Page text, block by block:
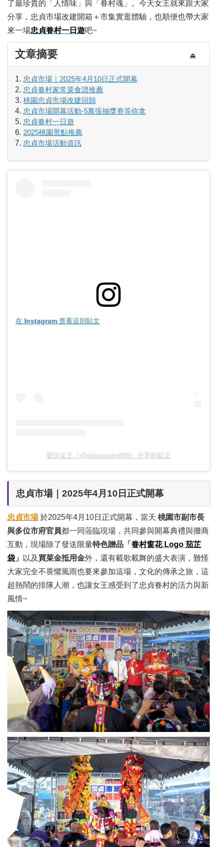
了最珍貴的「人情味」與「眷村魂」。今天女王就來跟大家
分享，忠貞市場改建開箱＋市集實逛體驗，也順便也帶大家
來一場忠貞眷村一日遊吧~
⏏
文章摘要
忠貞市場｜2025年4月10日正式開幕
忠貞眷村家常菜食譜推薦
桃園忠貞市場改建回歸
忠貞市場開幕活動-5萬張抽獎券等你拿
忠貞眷村一日遊
2025桃園景點推薦
忠貞市場活動資訊
在 Instagram 查看這則貼文
愛玩女王（@playqueen888）分享的貼文
忠貞市場｜2025年4月10日正式開幕
忠貞市場 於2025年4月10日正式開幕，當天 桃園市副市長
與多位市府官員都一同蒞臨現場，共同參與開幕典禮與攤商
互動，現場除了發送限量特色贈品「 眷村窗花 Logo 茄芷
袋 」 以及 買菜金抵用金外，還有載歌載舞的盛大表演，難怪
大家完全不畏懼風雨也要來參加這場，文化的傳承之旅，這
超熱鬧的排隊人潮，也讓女王感受到了忠貞眷村的活力與新
風情~